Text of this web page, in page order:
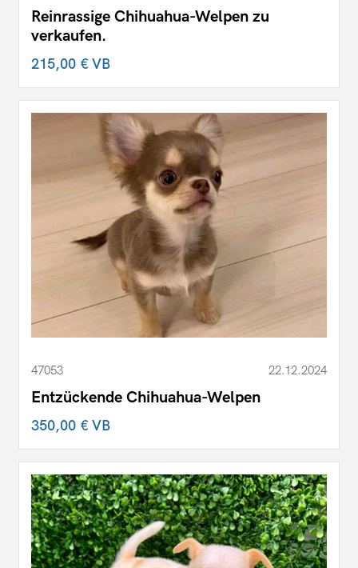
Reinrassige Chihuahua-Welpen zu
verkaufen.
215,00 €VB
47053 22.12.2024
Entzückende Chihuahua-Welpen
350,00 €VB